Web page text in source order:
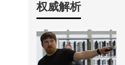
权威解析